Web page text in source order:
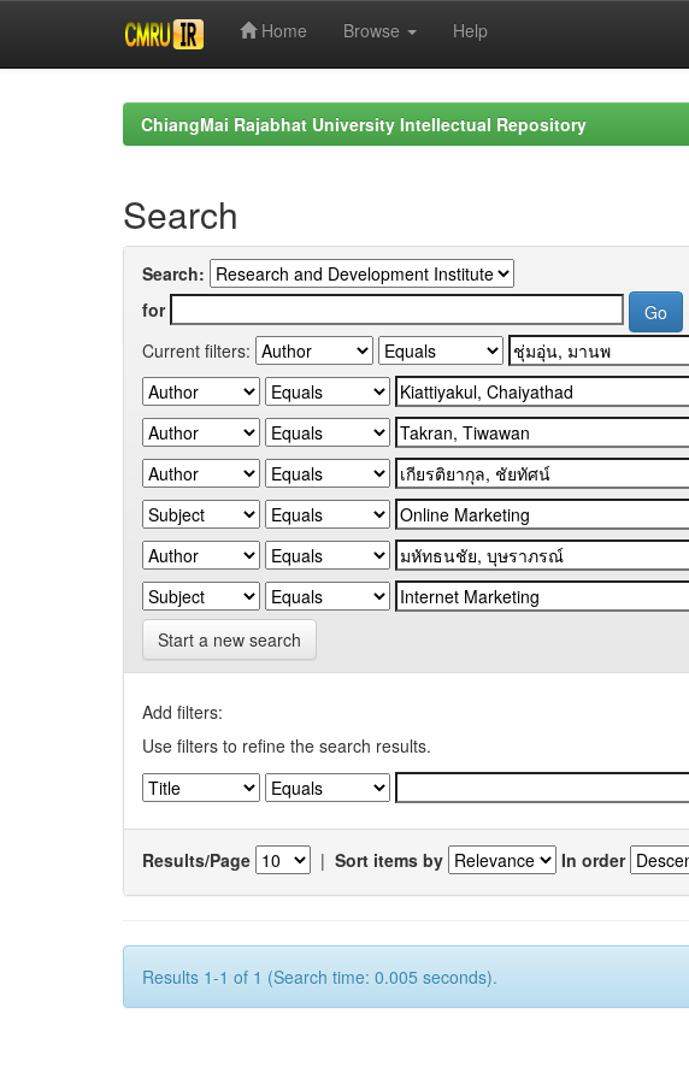
Home Browse Help
ChiangMai Rajabhat University Intellectual Repository
Search
Search:
for
Current filters:
Start a new search
Add filters:
Use filters to refine the search results.
Results/Page | Sort items by In order
Results 1-1 of 1 (Search time: 0.005 seconds).